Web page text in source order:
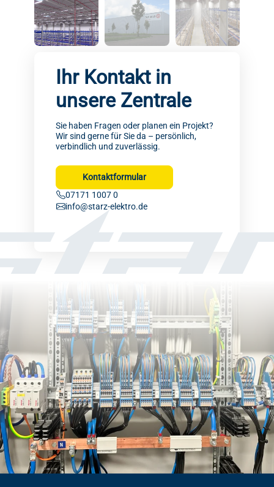
Ihr Kontakt in
unsere Zentrale
Sie haben Fragen oder planen ein Projekt?
Wir sind gerne für Sie da – persönlich,
verbindlich und zuverlässig.
Kontaktformular
07171 1007 0
info@starz-elektro.de